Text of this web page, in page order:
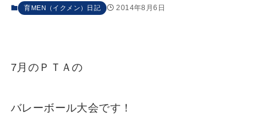
育MEN（イクメン）日記 2014年8月6日
7月のＰＴＡの
バレーボール大会です！